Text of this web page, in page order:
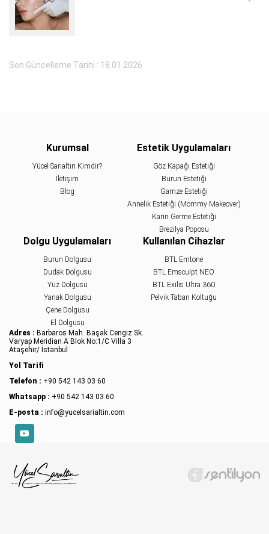
Son Güncelleme Tarihi : 18.01.2026
Kurumsal
Yücel Sarıaltın Kimdir?
İletişim
Blog
Estetik Uygulamaları
Göz Kapağı Estetiği
Burun Estetiği
Gamze Estetiği
Annelik Estetiği (Mommy Makeover)
Karın Germe Estetiği
Brezilya Poposu
Dolgu Uygulamaları
Burun Dolgusu
Dudak Dolgusu
Yüz Dolgusu
Yanak Dolgusu
Çene Dolgusu
El Dolgusu
Kullanılan Cihazlar
BTL Emtone
BTL Emsculpt NEO
BTL Exilis Ultra 360
Pelvik Taban Koltuğu
Adres : Barbaros Mah. Başak Cengiz Sk.
Varyap Meridian A Blok No:1/C Villa 3
Ataşehir/ İstanbul
Yol Tarifi
Telefon : +90 542 143 03 60
Whatsapp : +90 542 143 03 60
E-posta : info@yucelsarialtin.com
YouTube